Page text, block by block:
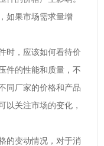
如果市场需求量增
时，应该如何看待价
件的性能和质量，不
同厂家的价格和产品
以关注市场的变化，
的变动情况，对于消